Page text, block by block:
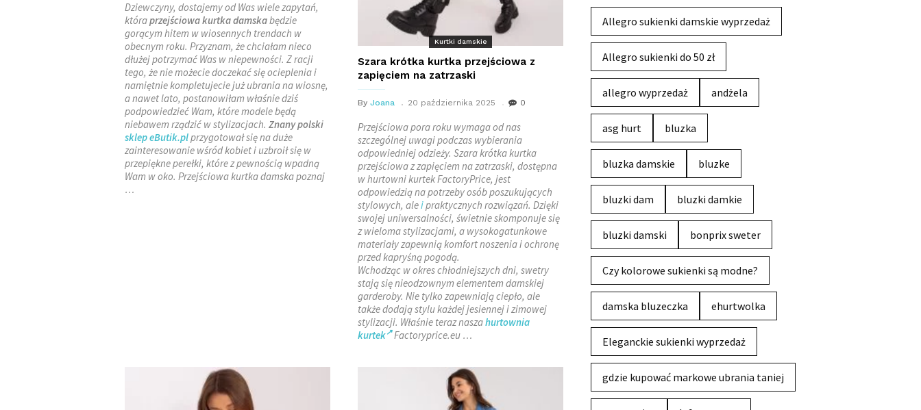
Dziewczyny, dostajemy od Was wiele zapytań,
któraprzejściowa kurtka damskabędzie
gorącym hitem w wiosennych trendach w
obecnym roku. Przyznam, że chciałam nieco
dłużej potrzymać Was w niepewności. Z racji
tego, że nie możecie doczekać się ocieplenia i
namiętnie kompletujecie już ubrania na wiosnę,
a nawet lato, postanowiłam właśnie dziś
podpowiedzieć Wam, które modele będą
niebawem rządzić w stylizacjach. Znany polski
sklepeButik.plprzygotował się na duże
zainteresowanie wśród kobiet i uzbroił się w
przepiękne perełki, które z pewnością wpadną
Wam w oko. Przejściowa kurtka damska poznaj
…
Kurtki damskie
Szara krótka kurtka przejściowa z
zapięciem na zatrzaski
By Joana 20 października 2025 0
Przejściowa pora roku wymaga od nas
szczególnej uwagi podczas wybierania
odpowiedniej odzieży. Szara krótka kurtka
przejściowa z zapięciem na zatrzaski, dostępna
w hurtowni kurtek FactoryPrice, jest
odpowiedzią na potrzeby osób poszukujących
stylowych, aleipraktycznych rozwiązań. Dzięki
swojej uniwersalności, świetnie skomponuje się
z wieloma stylizacjami, a wysokogatunkowe
materiały zapewnią komfort noszenia i ochronę
przed kapryśną pogodą.
Wchodząc w okres chłodniejszych dni, swetry
stają się nieodzownym elementem damskiej
garderoby. Nie tylko zapewniają ciepło, ale
także dodają stylu każdej jesiennej i zimowej
stylizacji. Właśnie teraz naszahurtownia
kurtek Factoryprice.eu …
Allegro sukienki damskie wyprzedaż
Allegro sukienki do 50 zł
allegro wyprzedaż andżela
asg hurt bluzka
bluzka damskie bluzke
bluzki dam bluzki damkie
bluzki damski bonprix sweter
Czy kolorowe sukienki są modne?
damska bluzeczka ehurtwolka
Eleganckie sukienki wyprzedaż
gdzie kupować markowe ubrania taniej